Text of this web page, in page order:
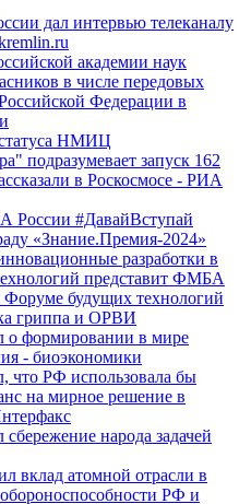
дал интервью телеканалу
академии наук
в числе передовых
Федерации в
НМИЦ
подразумевает запуск 162
в Роскосмосе - РИА
России #ДавайВступай
«Знание.Премия-2024»
разработки в
представит ФМБА
будущих технологий
гриппа и ОРВИ
о формировании в мире
- биоэкономики
что РФ использовала бы
на мирное решение в
народа задачей
вклад атомной отрасли в
РФ и